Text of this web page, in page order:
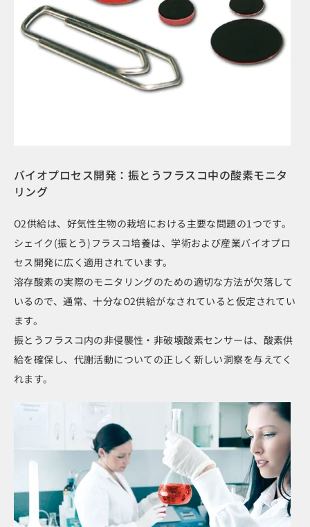
バイオプロセス開発：振とうフラスコ中の酸素モニタ
リング
O2供給は、好気性生物の栽培における主要な問題の1つです。
シェイク(振とう)フラスコ培養は、学術および産業バイオプロ
セス開発に広く適用されています。
溶存酸素の実際のモニタリングのための適切な方法が欠落して
いるので、通常、十分なO2供給がなされていると仮定されてい
ます。
振とうフラスコ内の非侵襲性・非破壊酸素センサーは、酸素供
給を確保し、代謝活動についての正しく新しい洞察を与えてく
れます。